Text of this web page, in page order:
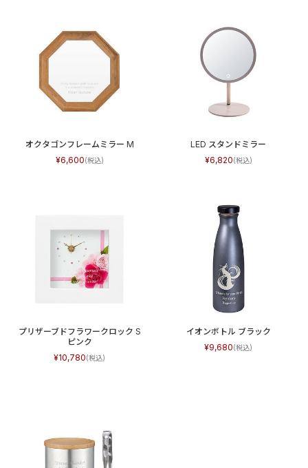
オクタゴンフレームミラー M
6,600
LED スタンドミラー
6,820
プリザーブドフラワークロック S
ピンク
10,780
イオンボトル ブラック
9,680